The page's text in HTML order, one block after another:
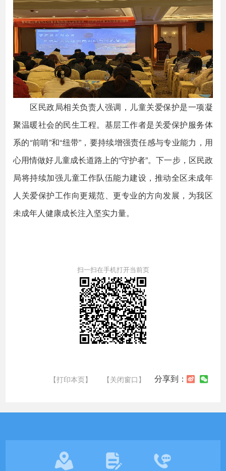
区民政局相关负责人强调，儿童关爱保护是一项凝
聚温暖社会的民生工程。基层工作者是关爱保护服务体
系的“前哨”和“纽带”，要持续增强责任感与专业能力，用
心用情做好儿童成长道路上的“守护者”。下一步，区民政
局将持续加强儿童工作队伍能力建设，推动全区未成年
人关爱保护工作向更规范、更专业的方向发展，为我区
未成年人健康成长注入坚实力量。
扫一扫在手机打开当前页
【打印本页】 【关闭窗口】 分享到：